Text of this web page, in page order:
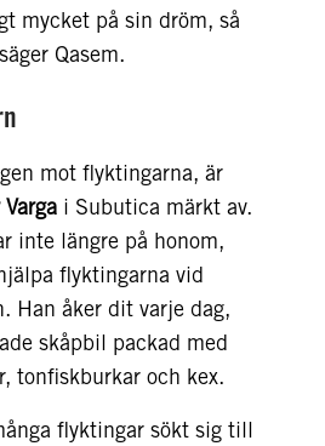
mycket på sin dröm, så
Qasem.
mot flyktingarna, är
i Subutica märkt av.
inte längre på honom,
flyktingarna vid
Han åker dit varje dag,
skåpbil packad med
tonfiskburkar och kex.
flyktingar sökt sig till